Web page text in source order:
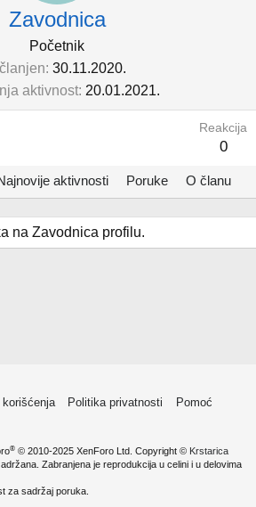
Zavodnica
Početnik
30.11.2020.
aktivnost 20.01.2021.
Reakcija
0
aktivnosti Poruke O članu
na Zavodnica profilu.
Politika privatnosti
Pomoć
® © 2010-2025 XenForo Ltd. Copyright © Krstarica
Zabranjena je reprodukcija u celini i u delovima
za sadržaj poruka.